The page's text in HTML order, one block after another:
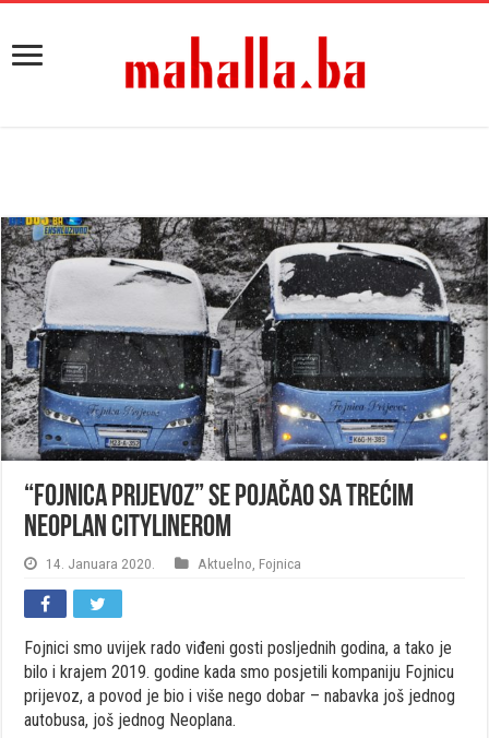
“Fojnica prijevoz” se pojačao sa trećim
Neoplan Citylinerom
14. Januara 2020. Aktuelno Fojnica
Fojnici smo uvijek rado viđeni gosti posljednih godina, a tako je
bilo i krajem 2019. godine kada smo posjetili kompaniju Fojnicu
prijevoz, a povod je bio i više nego dobar – nabavka još jednog
autobusa, još jednog Neoplana.